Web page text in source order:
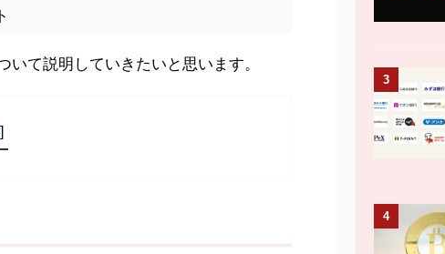
いて説明していきたいと思います。
]
3
4